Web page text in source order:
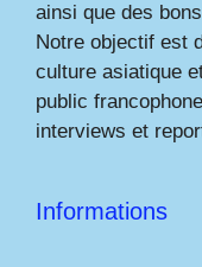
ainsi que des
Notre objectif est
culture asiatique
public
interviews et
Informations